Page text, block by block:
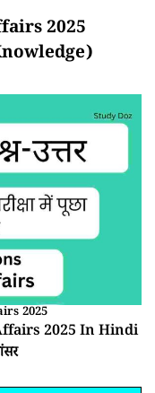
2025
2025
2025 In Hindi